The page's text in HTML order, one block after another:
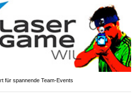
für spannende Team-Events